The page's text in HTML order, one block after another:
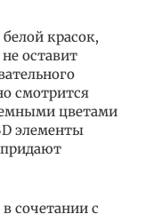
красок,
оставит
смотрится
цветами
элементы
сочетании с